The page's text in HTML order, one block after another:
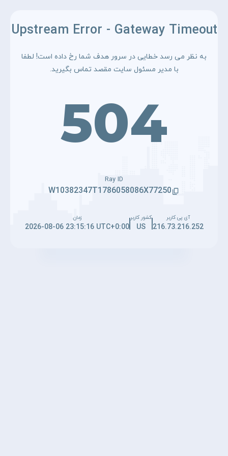
Upstream Error - Gateway Timeout
به نظر می رسد خطایی در سرور هدف شما رخ داده است! لطفا
با مدیر مسئول سایت مقصد تماس بگیرید.
504
Ray ID
W10382347T1786058086X77250
آی پی کاربر
216.73.216.252
کشور کاربر
US
زمان
2026-08-06 23:15:16 UTC+0:00